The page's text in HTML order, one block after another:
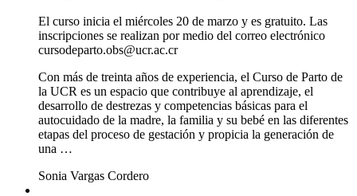
El curso inicia el miércoles 20 de marzo y es gratuito. Las
inscripciones se realizan por medio del correo electrónico
cursodeparto.obs@ucr.ac.cr
Con más de treinta años de experiencia, el Curso de Parto de
la UCR es un espacio que contribuye al aprendizaje, el
desarrollo de destrezas y competencias básicas para el
autocuidado de la madre, la familia y su bebé en las diferentes
etapas del proceso de gestación y propicia la generación de
una …
Sonia Vargas Cordero